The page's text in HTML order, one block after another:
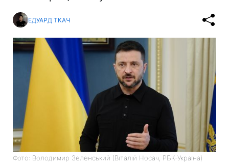
ЕДУАРД ТКАЧ
Фото: Володимир Зеленський (Віталій Носач, РБК-Україна)